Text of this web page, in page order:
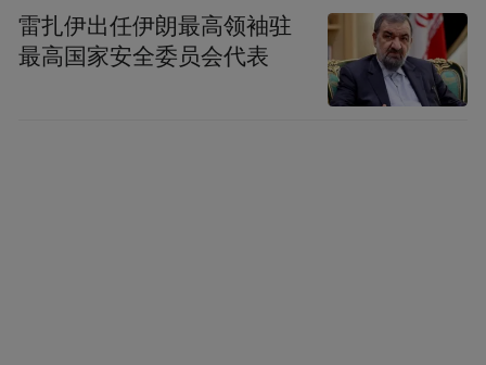
雷扎伊出任伊朗最高领袖驻
最高国家安全委员会代表